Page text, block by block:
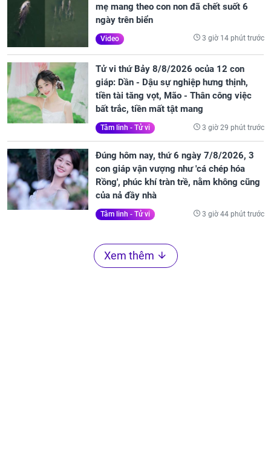
mẹ mang theo con non đã chết suốt 6
ngày trên biển
Video 3 giờ 14 phút trước
Tử vi thứ Bảy 8/8/2026 ocủa 12 con
giáp: Dần - Dậu sự nghiệp hưng thịnh,
tiền tài tăng vọt, Mão - Thân công việc
bất trắc, tiền mất tật mang
Tâm linh - Tử vi 3 giờ 29 phút trước
Đúng hôm nay, thứ 6 ngày 7/8/2026, 3
con giáp vận vượng như 'cá chép hóa
Rồng', phúc khí tràn trề, nằm không cũng
của nả đầy nhà
Tâm linh - Tử vi 3 giờ 44 phút trước
Xem thêm